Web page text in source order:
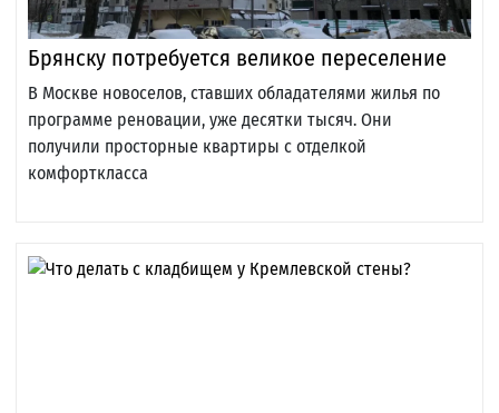
Брянску потребуется великое переселение
В Москве новоселов, ставших обладателями жилья по
программе реновации, уже десятки тысяч. Они
получили просторные квартиры с отделкой
комфорткласса